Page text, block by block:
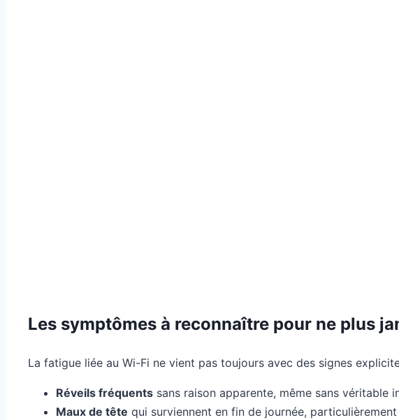
Les symptômes à reconnaître pour ne plus
La fatigue liée au Wi-Fi ne vient pas toujours avec des signes
Réveils fréquents sans raison apparente, même sans véritable
Maux de tête qui surviennent en fin de journée,